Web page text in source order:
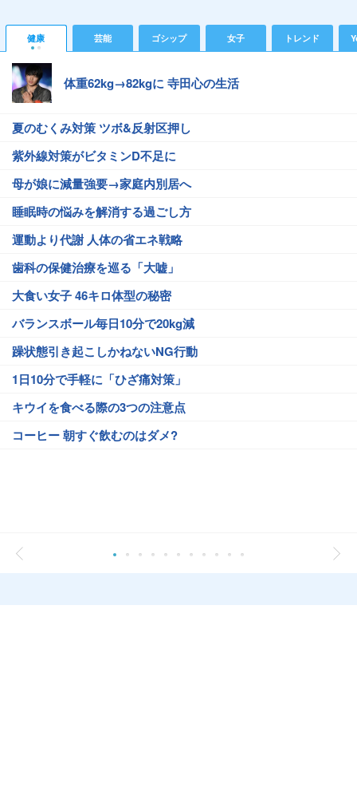
健康 芸能 ゴシップ 女子 トレンド
体重62kg→82kgに 寺田心の生活
夏のむくみ対策 ツボ&反射区押し
紫外線対策がビタミンD不足に
母が娘に減量強要→家庭内別居へ
睡眠時の悩みを解消する過ごし方
運動より代謝 人体の省エネ戦略
歯科の保健治療を巡る「大嘘」
大食い女子 46キロ体型の秘密
バランスボール毎日10分で20kg減
躁状態引き起こしかねないNG行動
1日10分で手軽に「ひざ痛対策」
キウイを食べる際の3つの注意点
コーヒー 朝すぐ飲むのはダメ?